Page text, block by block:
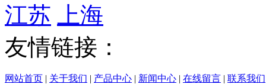
江苏
上海
友情链接：
网站首页 | 关于我们 | 产品中心 | 新闻中心 | 在线留言 | 联系我们